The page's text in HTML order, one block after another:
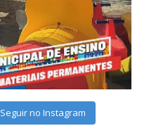
Seguir no Instagram